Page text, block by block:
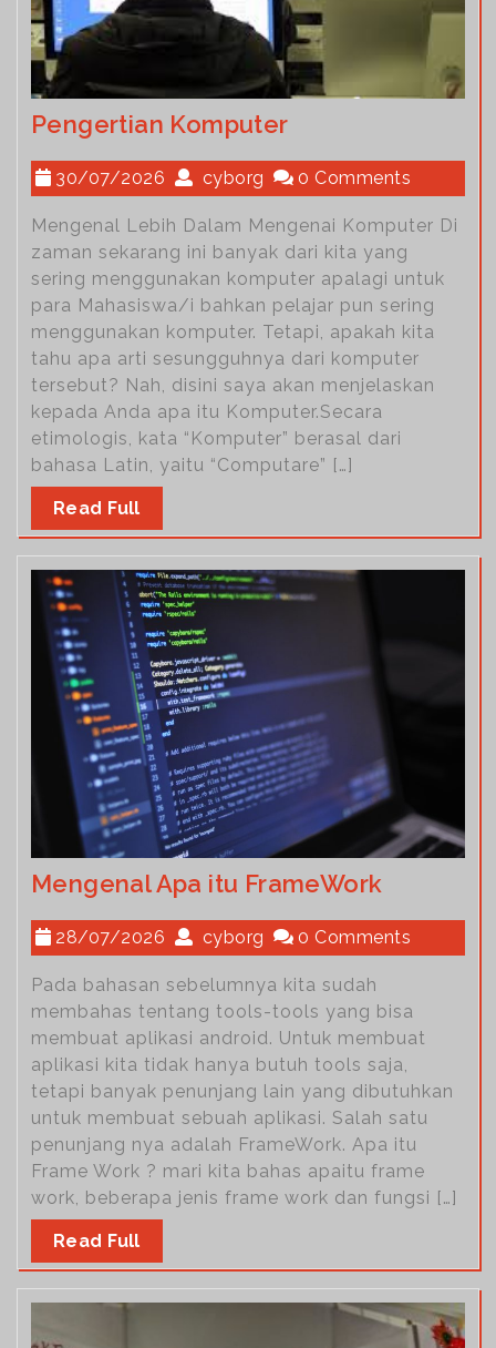
Pengertian Komputer
30/07/2026 cyborg 0 Comments
Mengenal Lebih Dalam Mengenai Komputer Di
zaman sekarang ini banyak dari kita yang
sering menggunakan komputer apalagi untuk
para Mahasiswa/i bahkan pelajar pun sering
menggunakan komputer. Tetapi, apakah kita
tahu apa arti sesungguhnya dari komputer
tersebut? Nah, disini saya akan menjelaskan
kepada Anda apa itu Komputer.Secara
etimologis, kata “Komputer” berasal dari
bahasa Latin, yaitu “Computare” […]
Read Full
Mengenal Apa itu FrameWork
28/07/2026 cyborg 0 Comments
Pada bahasan sebelumnya kita sudah
membahas tentang tools-tools yang bisa
membuat aplikasi android. Untuk membuat
aplikasi kita tidak hanya butuh tools saja,
tetapi banyak penunjang lain yang dibutuhkan
untuk membuat sebuah aplikasi. Salah satu
penunjang nya adalah FrameWork. Apa itu
Frame Work ? mari kita bahas apaitu frame
work, beberapa jenis frame work dan fungsi […]
Read Full